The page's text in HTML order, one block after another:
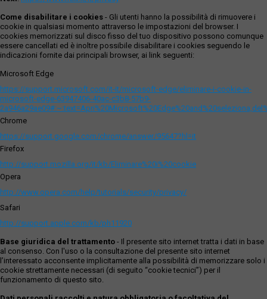
Come disabilitare i cookies - Gli utenti hanno la possibilità di rimuovere i
cookie in qualsiasi momento attraverso le impostazioni del browser. I
cookies memorizzati sul disco fisso del tuo dispositivo possono comunque
essere cancellati ed è inoltre possibile disabilitare i cookies seguendo le
indicazioni fornite dai principali browser, ai link seguenti:
Microsoft Edge
https://support.microsoft.com/it-it/microsoft-edge/eliminare-i-cookie-in-
microsoft-edge-63947406-40ac-c3b8-57b9-
Chrome
https://support.google.com/chrome/answer/95647?hl=it
Firefox
http://support.mozilla.org/it/kb/Eliminare%20i%20cookie
Opera
http://www.opera.com/help/tutorials/security/privacy/
Safari
http://support.apple.com/kb/ph11920
Base giuridica del trattamento - Il presente sito internet tratta i dati in base
al consenso. Con l'uso o la consultazione del presente sito internet
l’interessato acconsente implicitamente alla possibilità di memorizzare solo i
cookie strettamente necessari (di seguito “cookie tecnici”) per il
funzionamento di questo sito.